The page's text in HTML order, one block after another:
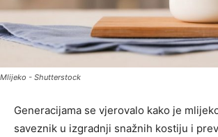
Mlijeko - Shutterstock
Generacijama se vjerovalo kako je
saveznik u izgradnji snažnih kostiju i